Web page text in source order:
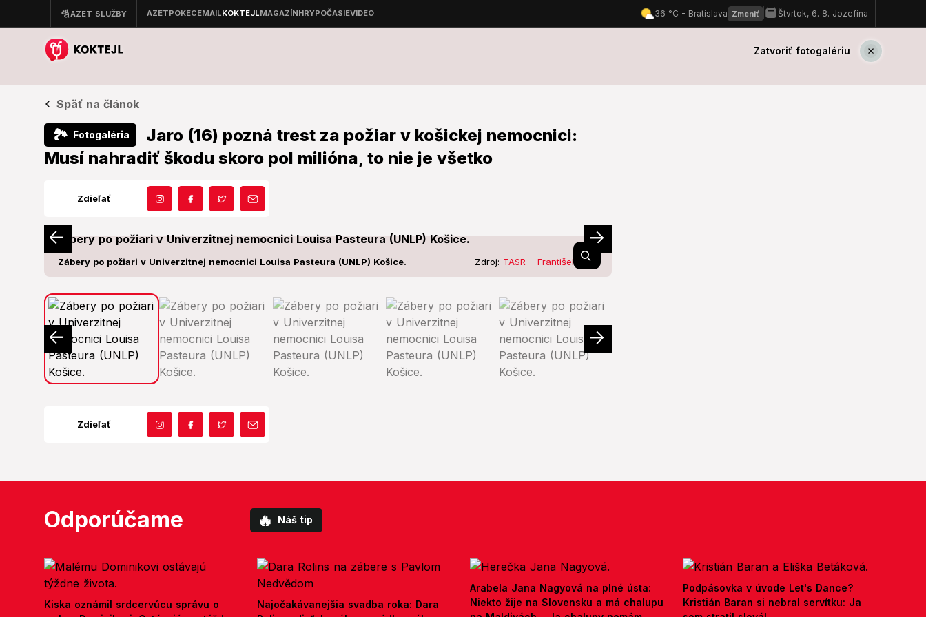
Zatvoriť fotogalériu
Späť na článok
🏞 Fotogaléria
Jaro (16) pozná trest za požiar v košickej nemocnici:
Musí nahradiť škodu skoro pol milióna, to nie je všetko
Zdieľať
Zábery po požiari v Univerzitnej nemocnici Louisa Pasteura (UNLP) Košice. Zdroj: TASR – František Iván
Zdieľať
Odporúčame 🔥 Náš tip
Kiska oznámil srdcervúcu správu o
Najočakávanejšia svadba roka: Dara
Arabela Jana Nagyová na plné ústa:
Niekto žije na Slovensku a má chalupu
Podpásovka v úvode Let's Dance?
Kristián Baran si nebral servítku: Ja